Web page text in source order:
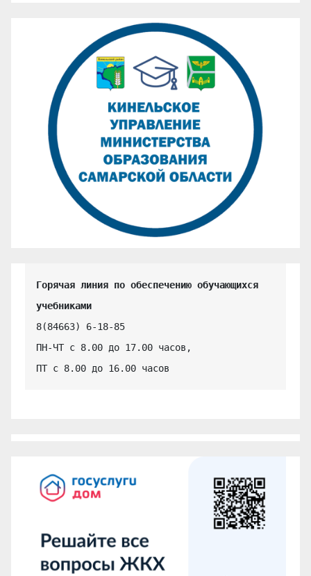
Горячая линия по обеспечению обучающихся
учебниками
8(84663) 6-18-85
ПН-ЧТ с 8.00 до 17.00 часов,
ПТ с 8.00 до 16.00 часов